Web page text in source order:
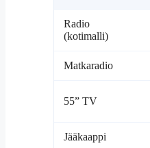
Radio
(kotimalli)
Matkaradio
55” TV
Jääkaappi